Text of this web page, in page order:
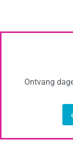
Ontvang